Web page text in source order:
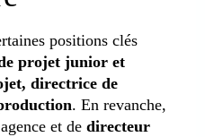
positions clés
projet junior et
directrice de
. En revanche,
et de directeur